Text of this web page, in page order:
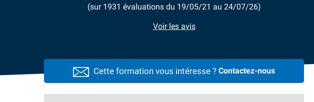
(sur 1931 évaluations du 19/05/21 au 24/07/26)
Voir les avis
Cette formation vous intéresse ? Contactez-nous